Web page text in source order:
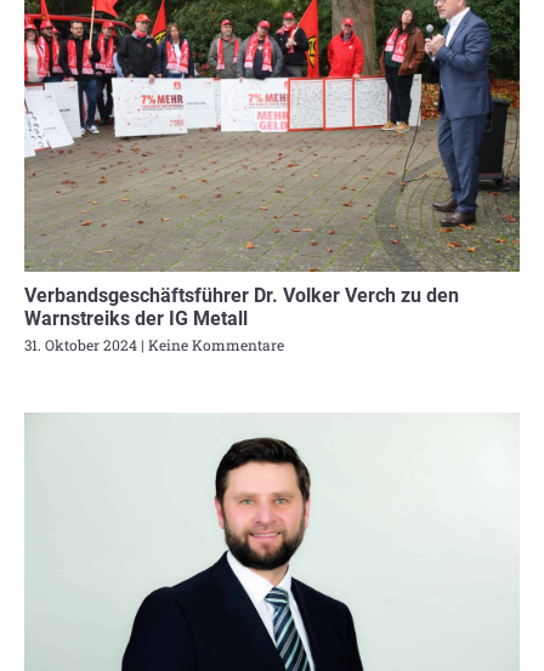
Verbandsgeschäftsführer Dr. Volker Verch zu den
Warnstreiks der IG Metall
31. Oktober 2024 Keine Kommentare